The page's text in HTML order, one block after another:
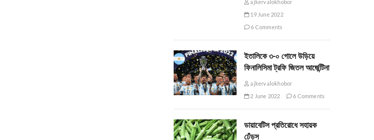
ajkervalokhobor
19 June 2022
6 Comments
ইতালিকে ৩-০ গোলে উড়িয়ে
ফিনালিসিমা ট্রফি জিতল আর্জেন্টিনা
ajkervalokhobor
2 June 2022
6 Comments
ডায়াবেটিস প্রতিরোধে সহায়ক
ঢেঁড়স